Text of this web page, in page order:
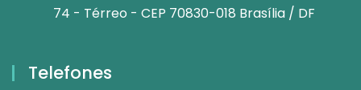
74 - Térreo - CEP 70830-018 Brasília / DF
Telefones